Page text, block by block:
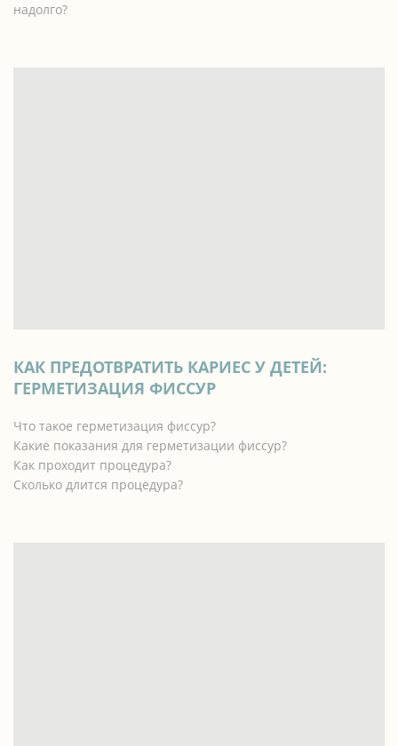
надолго?
КАК ПРЕДОТВРАТИТЬ КАРИЕС У ДЕТЕЙ:
ГЕРМЕТИЗАЦИЯ ФИССУР
Что такое герметизация фиссур?
Какие показания для герметизации фиссур?
Как проходит процедура?
Сколько длится процедура?